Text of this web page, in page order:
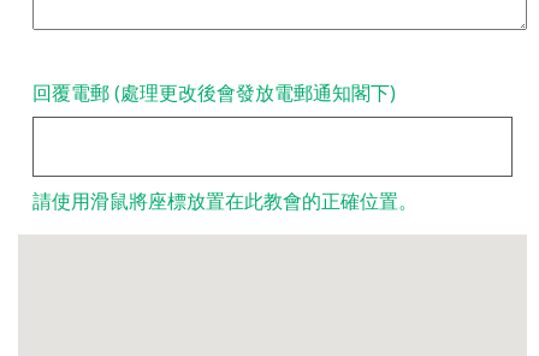
回覆電郵 (處理更改後會發放電郵通知閣下)
請使用滑鼠將座標放置在此教會的正確位置。